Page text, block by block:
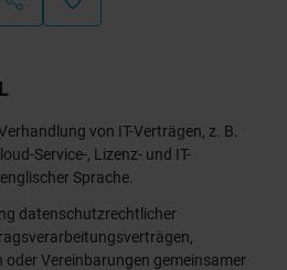
von IT-Verträgen, z. B.
Service-, Lizenz- und IT-
Sprache.
datenschutzrechtlicher
Vereinbarungen gemeinsamer